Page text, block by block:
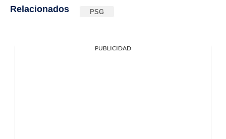
Relacionados PSG
PUBLICIDAD